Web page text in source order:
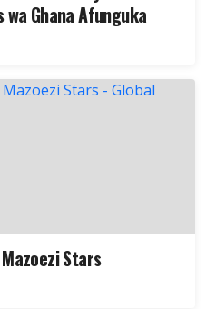
Ghana Afunguka
Stars